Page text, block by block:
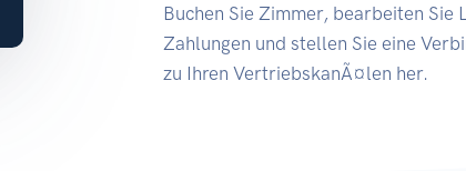
Buchen Sie Zimmer, bearbeiten Sie
Zahlungen und stellen Sie eine
zu Ihren VertriebskanÃ¤len her.